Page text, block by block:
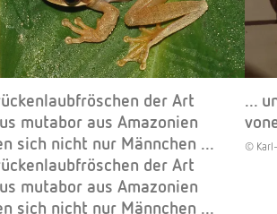
der Art
mutabor aus Amazonien
sich nicht nur Männchen ...
der Art
mutabor aus Amazonien
sich nicht nur Männchen ...
...
©